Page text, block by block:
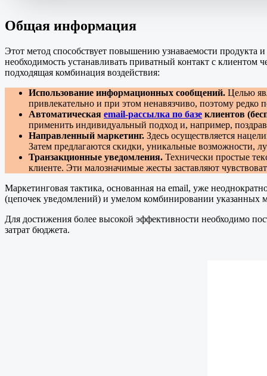
Общая информация
Этот метод способствует повышению узнаваемости продукта
необходимость устанавливать приватный контакт с
подходящая комбинация воздействия:
Использование информационных сообщений. Целью
привлекательно и при этом ненавязчиво, поэтому редко
Автоматическая email-рассылка по базе клиентов
применить индивидуальный подход и, например,
Направленный маркетинг. Здесь осуществляется
Затем предлагаются скидки, уникальные возможности,
Транзакционные уведомления. Технически простые
клиенте. Эти малозначимые жесты заставляют
Маркетинговая тактика, основанная на email, уже
(цепочек уведомлений) и умелом комбинировании указанных
Для достижения более высокой эффективности необходимо
затрат бюджета.